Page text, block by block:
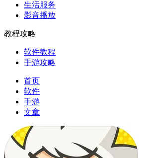
生活服务
影音播放
教程攻略
软件教程
手游攻略
首页
软件
手游
文章